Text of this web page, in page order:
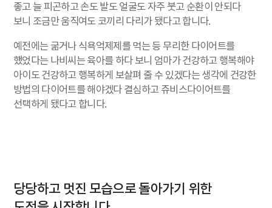
좋고 늘 피곤하고 손도 발도 얼굴도 자주 붓고 순환이 안되다
보니 조금만 움직여도 코끼리 다리가 됐다고 합니다.
예전에는 굶거나 식욕억제제를 먹는 등 무리한 다이어트를
했었다는 나비씨는 육아를 하다 보니 엄마가 건강하고 행복해야
아이도 건강하고 행복하게 보살펴 줄 수 있겠다는 생각에 건강한
방법의 다이어트를 해야겠다 결심하고 쥬비스다이어트를
선택하게 됐다고 합니다.
당당하고 멋진 모습으로 돌아가기 위한